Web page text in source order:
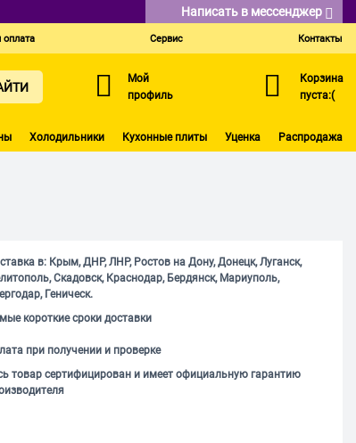
Написать в мессенджер
оплата Сервис Контакты
Мой
профиль
Корзина
пуста:(
Холодильники Кухонные плиты Уценка Распродажа
в: Крым, ДНР, ЛНР, Ростов на Дону, Донецк, Луганск,
Скадовск, Краснодар, Бердянск, Мариуполь,
Геническ.
короткие сроки доставки
при получении и проверке
товар сертифицирован и имеет официальную гарантию